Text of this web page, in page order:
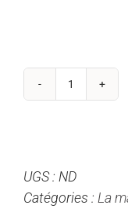
quantité
Séville
-
UGS : ND
Catégories : La